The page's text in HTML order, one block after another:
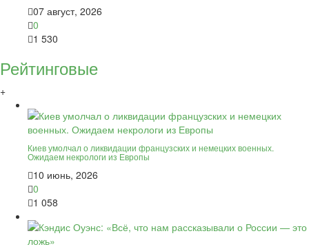
07 август, 2026
0
1 530
Рейтинговые
+
Киев умолчал о ликвидации французских и немецких военных.
Ожидаем некрологи из Европы
10 июнь, 2026
0
1 058